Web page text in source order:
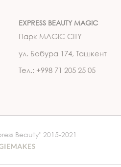
EXPRESS BEAUTY MAGIC
Парк MAGIC CITY
ул. Бобура 174, Ташкент
Тел.: +998 71 205 25 05
Beauty" 2015-2021